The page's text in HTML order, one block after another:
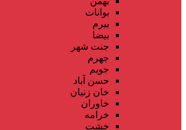
بوانات
بیرم
بیضا
جنت شهر
جهرم
جویم
حسن آباد
خان زنیان
خاوران
خرامه
خشت